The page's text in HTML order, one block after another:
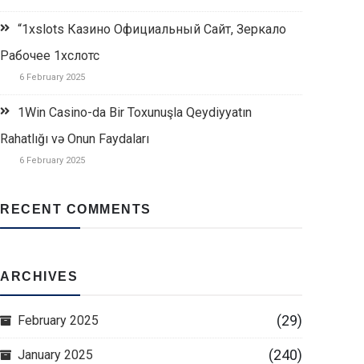
“1xslots Казино Официальный Сайт, Зеркало
Рабочее 1хслотс
6 February 2025
1Win Casino-da Bir Toxunuşla Qeydiyyatın
Rahatlığı və Onun Faydaları
6 February 2025
RECENT COMMENTS
ARCHIVES
February 2025 (29)
January 2025 (240)